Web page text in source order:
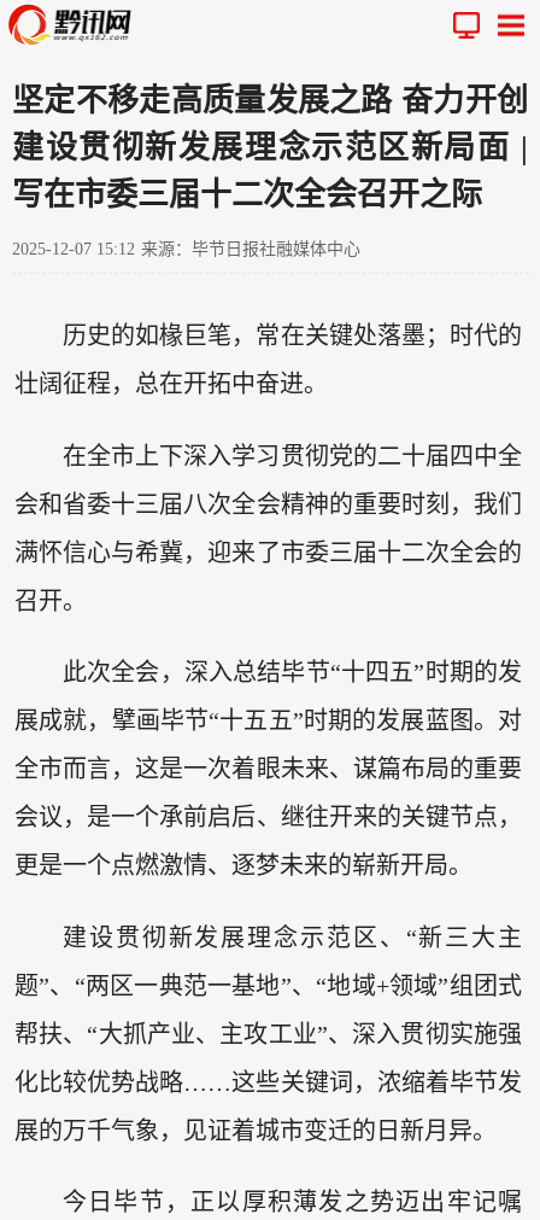
坚定不移走高质量发展之路 奋力开创
建设贯彻新发展理念示范区新局面 |
写在市委三届十二次全会召开之际
2025-12-07 15:12 来源：毕节日报社融媒体中心
历史的如椽巨笔，常在关键处落墨；时代的
壮阔征程，总在开拓中奋进。
在全市上下深入学习贯彻党的二十届四中全
会和省委十三届八次全会精神的重要时刻，我们
满怀信心与希冀，迎来了市委三届十二次全会的
召开。
此次全会，深入总结毕节“十四五”时期的发
展成就，擘画毕节“十五五”时期的发展蓝图。对
全市而言，这是一次着眼未来、谋篇布局的重要
会议，是一个承前启后、继往开来的关键节点，
更是一个点燃激情、逐梦未来的崭新开局。
建设贯彻新发展理念示范区、“新三大主
题”、“两区一典范一基地”、“地域+领域”组团式
帮扶、“大抓产业、主攻工业”、深入贯彻实施强
化比较优势战略……这些关键词，浓缩着毕节发
展的万千气象，见证着城市变迁的日新月异。
今日毕节，正以厚积薄发之势迈出牢记嘱